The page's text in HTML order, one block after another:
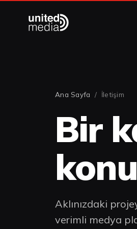
Ana Sayfa / İletişim
Bir
Aklınızdaki
verimli medya